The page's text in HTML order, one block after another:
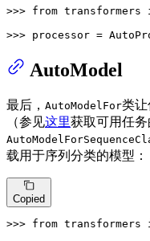
>>> from transformers
>>> processor =
AutoModel
最后， AutoModelFor类
（参见这里获取可用任
载用于序列分类的模型：
Copied
>>> from transformers